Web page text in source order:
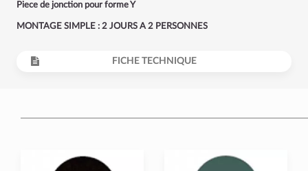
Piece de jonction pour forme Y
MONTAGE SIMPLE : 2 JOURS A 2 PERSONNES
FICHE TECHNIQUE